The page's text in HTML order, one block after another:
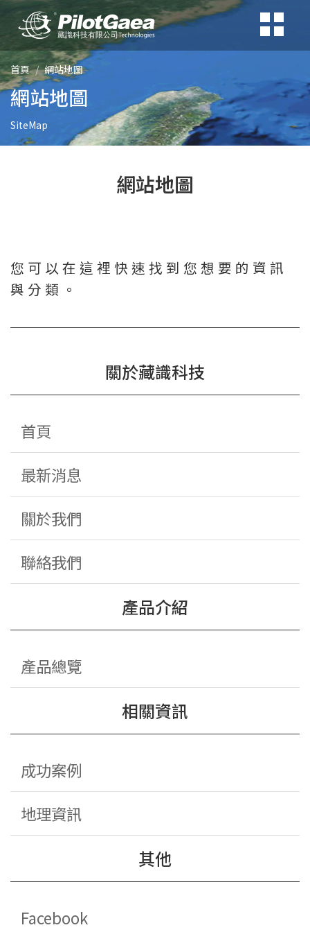
首頁 網站地圖
網站地圖
SiteMap
網站地圖
您可以在這裡快速找到您想要的資訊
與分類。
關於藏識科技
首頁
最新消息
關於我們
聯絡我們
產品介紹
產品總覽
相關資訊
成功案例
地理資訊
其他
Facebook